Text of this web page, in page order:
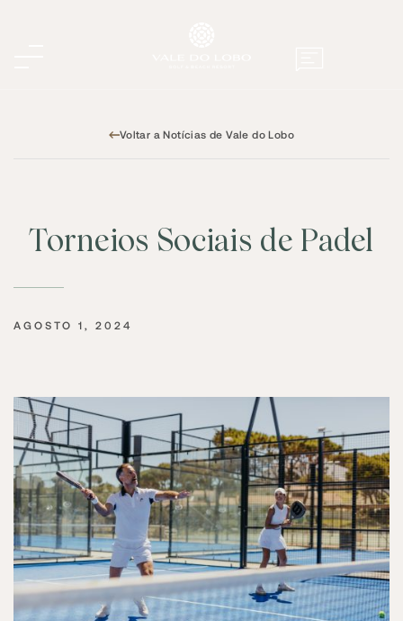
Voltar a Notícias de Vale do Lobo
Torneios Sociais de Padel
AGOSTO 1, 2024